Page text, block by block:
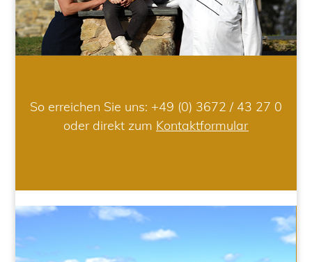
So erreichen Sie uns: +49 (0) 3672 / 43 27 0
oder direkt zum Kontaktformular